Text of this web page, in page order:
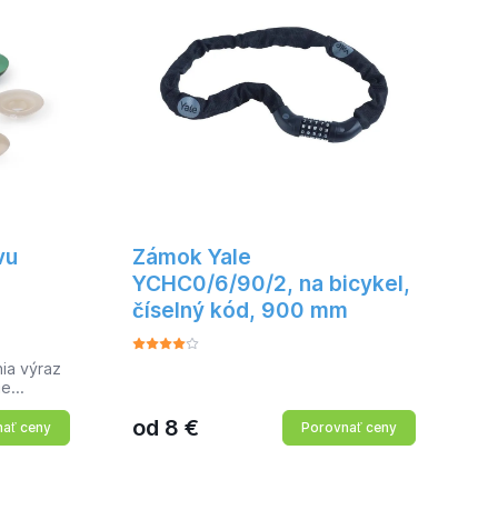
výraz
a z
ceny
Zámok Yale
YCHC0/6/90/2, na bicykel,
číselný kód, 900 mm
od 8 € Porovnať ceny